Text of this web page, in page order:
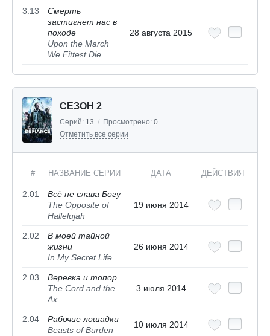
3.13
Смерть
застигнет нас в
походе
Upon the March
We Fittest Die
28 августа 2015
СЕЗОН 2
Серий: 13 / Просмотрено: 0
Отметить все серии
# НАЗВАНИЕ СЕРИИ ДАТА ДЕЙСТВИЯ
2.01
Всё не слава Богу
The Opposite of
Hallelujah
19 июня 2014
2.02
В моей тайной
жизни
In My Secret Life
26 июня 2014
2.03
Веревка и топор
The Cord and the
Ax
3 июля 2014
2.04
Рабочие лошадки
Beasts of Burden
10 июля 2014